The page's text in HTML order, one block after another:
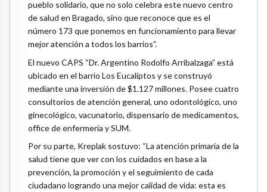
pueblo solidario, que no solo celebra este nuevo centro
de salud en Bragado, sino que reconoce que es el
número 173 que ponemos en funcionamiento para llevar
mejor atención a todos los barrios”.
El nuevo CAPS “Dr. Argentino Rodolfo Arribalzaga” está
ubicado en el barrio Los Eucaliptos y se construyó
mediante una inversión de $1.127 millones. Posee cuatro
consultorios de atención general, uno odontológico, uno
ginecológico, vacunatorio, dispensario de medicamentos,
office de enfermería y SUM.
Por su parte, Kreplak sostuvo: “La atención primaria de la
salud tiene que ver con los cuidados en base a la
prevención, la promoción y el seguimiento de cada
ciudadano logrando una mejor calidad de vida: esta es